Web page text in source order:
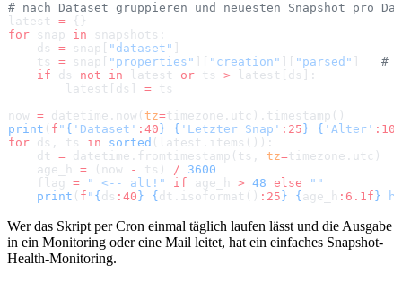
# nach Dataset gruppieren und neuesten Snapshot pro
latest = {}
for snap in snapshots:
    ds
= snap[ "dataset"
    ts
= snap[ "properties" "creation" "parsed"
#
    if
ds not in latest or ts > latest[ds]:
        latest[ds]
= ts
now = datetime.now( tz=timezone.utc).timestamp()
print ( f " { 'Dataset' :40 } { 'Letzter Snap' :25 } { 'Alter' :10
for ds, ts in sorted (latest.items()):
    dt
= datetime.fromtimestamp(ts, tz=timezone.utc)
    age_h
= (now - ts) / 3600
    flag
= " <-- alt!" if age_h > 48 else ""
    print
( f " { ds :40 } { dt.isoformat() :25 } { age_h :6.1f } h
Wer das Skript per Cron einmal täglich laufen lässt und die Ausgabe
in ein Monitoring oder eine Mail leitet, hat ein einfaches Snapshot-
Health-Monitoring.